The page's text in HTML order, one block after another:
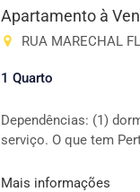
Apartamento à
RUA MARECHAL
1 Quarto
Dependências: (1)
serviço. O que tem
Hospital, Igreja
Mais informações